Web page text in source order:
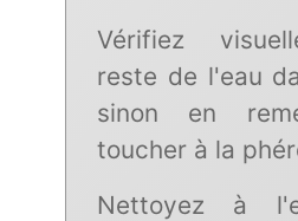
Vérifiez
reste de l'eau
sinon en
toucher à la
Nettoyez à